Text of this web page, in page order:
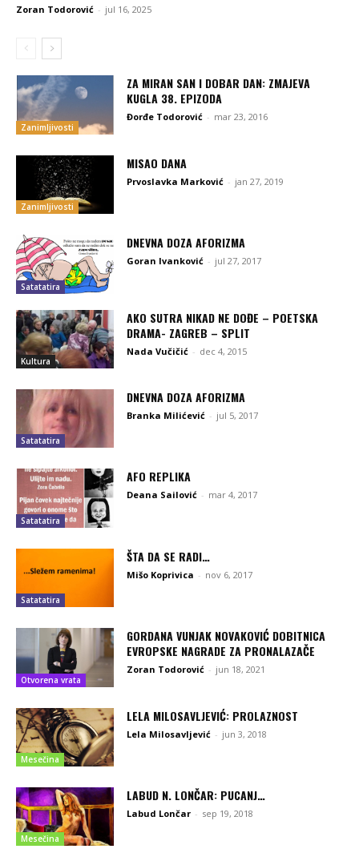
Zoran Todorović - jul 16, 2025
Zanimljivosti
ZA MIRAN SAN I DOBAR DAN: ZMAJEVA
KUGLA 38. EPIZODA
Đorđe Todorović - mar 23, 2016
Zanimljivosti
MISAO DANA
Prvoslavka Marković - jan 27, 2019
Satatatira
DNEVNA DOZA AFORIZMA
Goran Ivanković - jul 27, 2017
Kultura
AKO SUTRA NIKAD NE DOĐE – POETSKA
DRAMA- ZAGREB – SPLIT
Nada Vučičić - dec 4, 2015
Satatatira
DNEVNA DOZA AFORIZMA
Branka Milićević - jul 5, 2017
Satatatira
AFO REPLIKA
Deana Sailović - mar 4, 2017
Satatatira
ŠTA DA SE RADI…
Mišo Koprivica - nov 6, 2017
Otvorena vrata
GORDANA VUNJAK NOVAKOVIĆ DOBITNICA
EVROPSKE NAGRADE ZA PRONALAZAČE
Zoran Todorović - jun 18, 2021
Mesečina
LELA MILOSAVLJEVIĆ: PROLAZNOST
Lela Milosavljević - jun 3, 2018
Mesečina
LABUD N. LONČAR: PUCANJ…
Labud Lončar - sep 19, 2018